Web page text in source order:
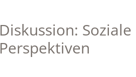
Diskussion:
Perspektiven